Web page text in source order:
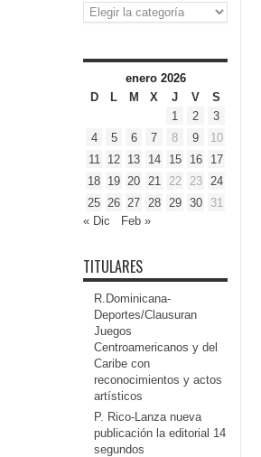
Categorías
enero 2026
D
L M X J V
S
1
2
3
4
5 6 7 8 9
10
11
12 13 14 15 16
17
18 19 20 21 22 23
24
25 26 27 28 29 30
31
« Dic
Feb »
TITULARES
R.Dominicana-
Deportes/Clausuran
Juegos
Centroamericanos y del
Caribe con
reconocimientos y actos
artísticos
P. Rico-Lanza nueva
publicación la editorial 14
segundos